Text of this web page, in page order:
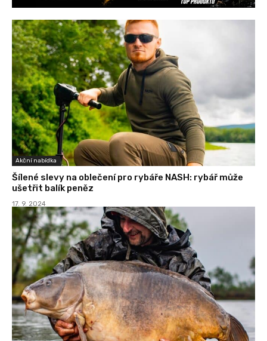
Akční nabídka
Šílené slevy na oblečení pro rybáře NASH: rybář může
ušetřit balík peněz
17. 9. 2024